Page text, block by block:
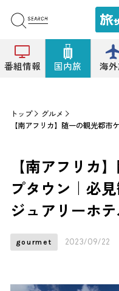
番組情報 国内旅 海
トップ
グルメ
【南アフリカ
プタウン｜必
ジュアリーホ
gourmet 2023/09/22